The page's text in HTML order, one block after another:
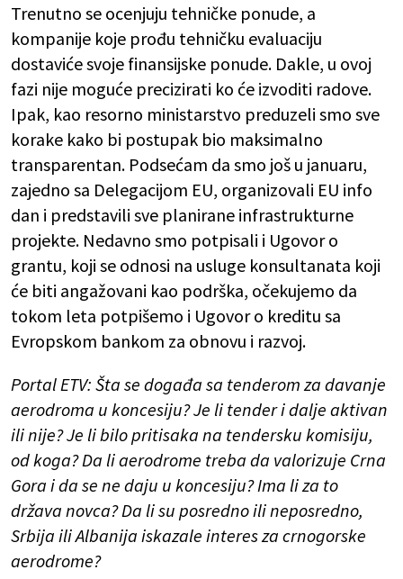
Trenutno se ocenjuju tehničke ponude, a
kompanije koje prođu tehničku evaluaciju
dostaviće svoje finansijske ponude. Dakle, u ovoj
fazi nije moguće precizirati ko će izvoditi radove.
Ipak, kao resorno ministarstvo preduzeli smo sve
korake kako bi postupak bio maksimalno
transparentan. Podsećam da smo još u januaru,
zajedno sa Delegacijom EU, organizovali EU info
dan i predstavili sve planirane infrastrukturne
projekte. Nedavno smo potpisali i Ugovor o
grantu, koji se odnosi na usluge konsultanata koji
će biti angažovani kao podrška, očekujemo da
tokom leta potpišemo i Ugovor o kreditu sa
Evropskom bankom za obnovu i razvoj.
Portal ETV: Šta se događa sa tenderom za davanje
aerodroma u koncesiju? Je li tender i dalje aktivan
ili nije? Je li bilo pritisaka na tendersku komisiju,
od koga? Da li aerodrome treba da valorizuje Crna
Gora i da se ne daju u koncesiju? Ima li za to
država novca? Da li su posredno ili neposredno,
Srbija ili Albanija iskazale interes za crnogorske
aerodrome?